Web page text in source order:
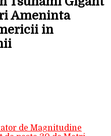
Ameninta
in